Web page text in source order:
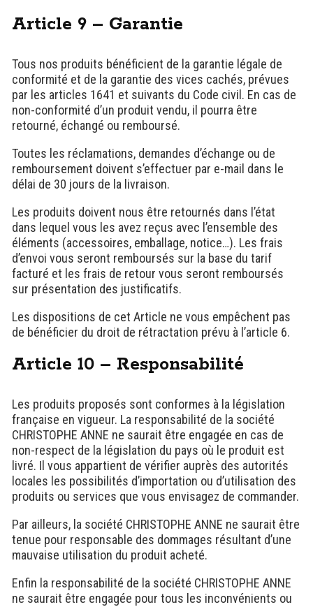
Article 9 – Garantie
Tous nos produits bénéficient de la garantie légale de
conformité et de la garantie des vices cachés, prévues
par les articles 1641 et suivants du Code civil. En cas de
non-conformité d’un produit vendu, il pourra être
retourné, échangé ou remboursé.
Toutes les réclamations, demandes d’échange ou de
remboursement doivent s’effectuer par e-mail dans le
délai de 30 jours de la livraison.
Les produits doivent nous être retournés dans l’état
dans lequel vous les avez reçus avec l’ensemble des
éléments (accessoires, emballage, notice…). Les frais
d’envoi vous seront remboursés sur la base du tarif
facturé et les frais de retour vous seront remboursés
sur présentation des justificatifs.
Les dispositions de cet Article ne vous empêchent pas
de bénéficier du droit de rétractation prévu à l’article 6.
Article 10 – Responsabilité
Les produits proposés sont conformes à la législation
française en vigueur. La responsabilité de la société
CHRISTOPHE ANNE ne saurait être engagée en cas de
non-respect de la législation du pays où le produit est
livré. Il vous appartient de vérifier auprès des autorités
locales les possibilités d’importation ou d’utilisation des
produits ou services que vous envisagez de commander.
Par ailleurs, la société CHRISTOPHE ANNE ne saurait être
tenue pour responsable des dommages résultant d’une
mauvaise utilisation du produit acheté.
Enfin la responsabilité de la société CHRISTOPHE ANNE
ne saurait être engagée pour tous les inconvénients ou